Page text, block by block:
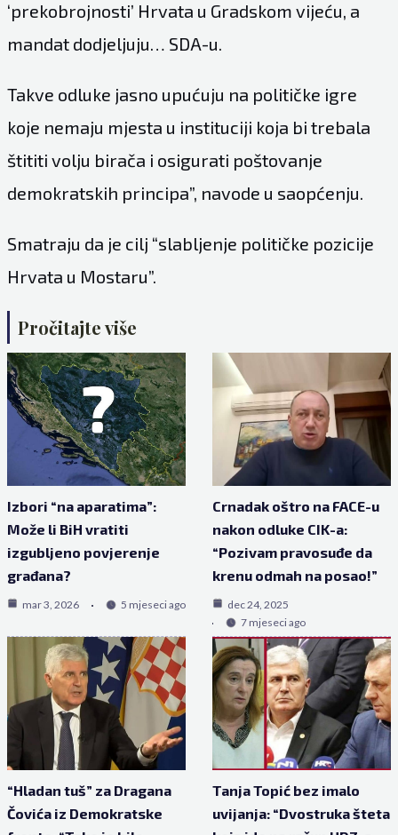
‘prekobrojnosti’ Hrvata u Gradskom vijeću, a
mandat dodjeljuju… SDA-u.
Takve odluke jasno upućuju na političke igre
koje nemaju mjesta u instituciji koja bi trebala
štititi volju birača i osigurati poštovanje
demokratskih principa”, navode u saopćenju.
Smatraju da je cilj “slabljenje političke pozicije
Hrvata u Mostaru”.
Pročitajte više
Izbori “na aparatima”:
Može li BiH vratiti
izgubljeno povjerenje
građana?
mar 3, 2026 5 mjeseci ago
Crnadak oštro na FACE-u
nakon odluke CIK-a:
“Pozivam pravosuđe da
krenu odmah na posao!”
dec 24, 2025
7 mjeseci ago
“Hladan tuš” za Dragana
Čovića iz Demokratske
Tanja Topić bez imalo
uvijanja: “Dvostruka šteta